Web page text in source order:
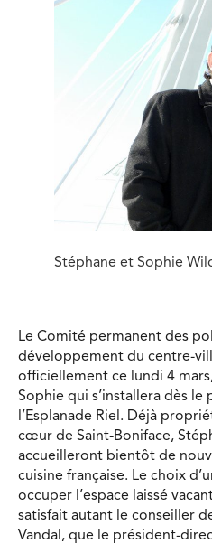
Stéphane et Sophie
Le Comité permanent des
développement du centre-
officiellement ce lundi 4
Sophie qui s’installera dès
l’Esplanade Riel. Déjà
cœur de Saint-Boniface,
accueilleront bientôt de
cuisine française. Le choix
occuper l’espace laissé
satisfait autant le conseiller
Vandal, que le président-